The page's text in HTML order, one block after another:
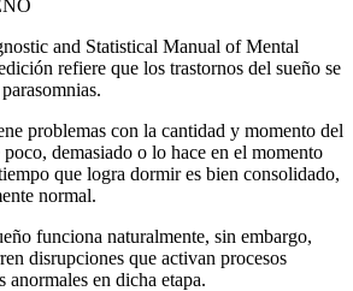
and Statistical Manual of Mental
refiere que los trastornos del sueño se
problemas con la cantidad y momento del
demasiado o lo hace en el momento
que logra dormir es bien consolidado,
normal.
funciona naturalmente, sin embargo,
disrupciones que activan procesos
en dicha etapa.